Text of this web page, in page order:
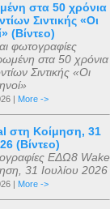
στα 50 χρόνια
Σιντικής «Οι
(Βίντεο)
φωτογραφίες
στα 50 χρόνια
Σιντικής «Οι
| More ->
στη Κοίμηση, 31
(Βίντεο)
ΕΔΩ8 Wake
31 Ιουλίου 2026
| More ->